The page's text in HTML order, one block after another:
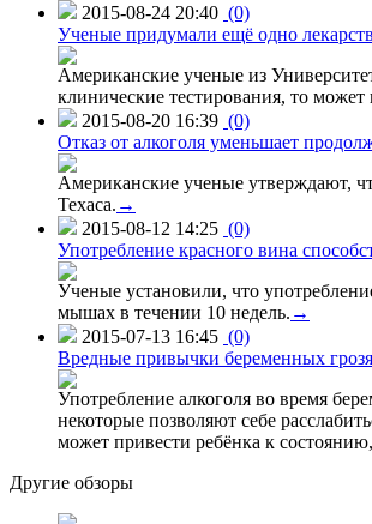
2015-08-24 20:40 (0)
Ученые придумали ещё одно
Американские ученые из
клинические тестирования, то может
2015-08-20 16:39 (0)
Отказ от алкоголя уменьшает
Американские ученые утверждают,
Техаса. →
2015-08-12 14:25 (0)
Употребление красного вина
Ученые установили, что
мышах в течении 10 недель. →
2015-07-13 16:45 (0)
Вредные привычки беременных
Употребление алкоголя во время
некоторые позволяют себе
может привести ребёнка к
Другие обзоры